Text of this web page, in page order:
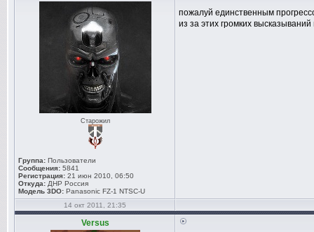
Старожил
Группа: Пользователи
Сообщения: 5841
Регистрация: 21 июн 2010, 06:50
Откуда: ДНР Россия
Модель 3DO: Panasonic FZ-1 NTSC-U
пожалуй единственным
из за этих громких
14 окт 2011, 21:35
Versus